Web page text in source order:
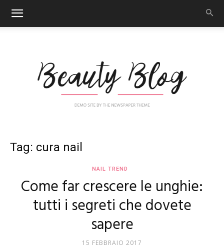
Art
Tag: cura nail
NAIL TREND
Come far crescere le unghie:
tutti i segreti che dovete
sapere
15 FEBBRAIO 2017